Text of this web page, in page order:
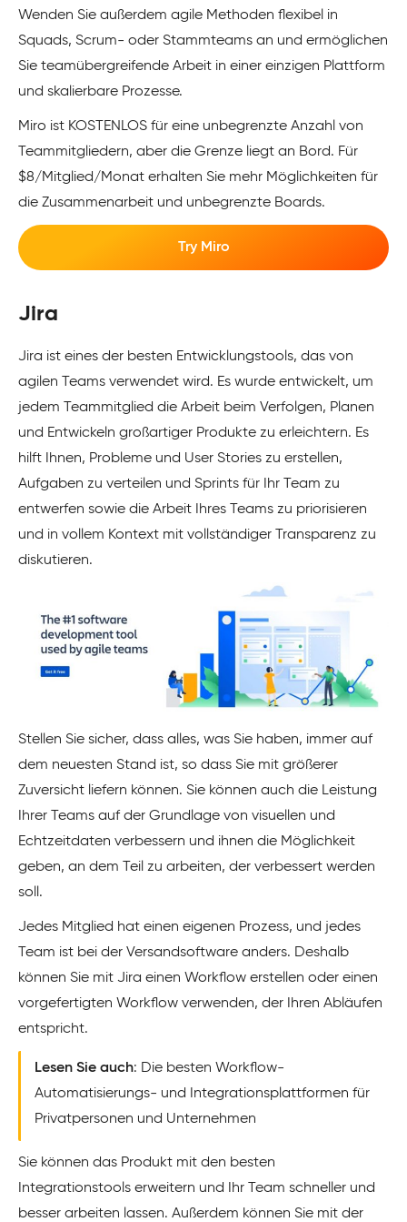
Wenden Sie außerdem agile Methoden flexibel in
Squads, Scrum- oder Stammteams an und ermöglichen
Sie teamübergreifende Arbeit in einer einzigen Plattform
und skalierbare Prozesse.
Miro ist KOSTENLOS für eine unbegrenzte Anzahl von
Teammitgliedern, aber die Grenze liegt an Bord. Für
$8/Mitglied/Monat erhalten Sie mehr Möglichkeiten für
die Zusammenarbeit und unbegrenzte Boards.
Try Miro
Jira
Jira ist eines der besten Entwicklungstools, das von
agilen Teams verwendet wird. Es wurde entwickelt, um
jedem Teammitglied die Arbeit beim Verfolgen, Planen
und Entwickeln großartiger Produkte zu erleichtern. Es
hilft Ihnen, Probleme und User Stories zu erstellen,
Aufgaben zu verteilen und Sprints für Ihr Team zu
entwerfen sowie die Arbeit Ihres Teams zu priorisieren
und in vollem Kontext mit vollständiger Transparenz zu
diskutieren.
Stellen Sie sicher, dass alles, was Sie haben, immer auf
dem neuesten Stand ist, so dass Sie mit größerer
Zuversicht liefern können. Sie können auch die Leistung
Ihrer Teams auf der Grundlage von visuellen und
Echtzeitdaten verbessern und ihnen die Möglichkeit
geben, an dem Teil zu arbeiten, der verbessert werden
soll.
Jedes Mitglied hat einen eigenen Prozess, und jedes
Team ist bei der Versandsoftware anders. Deshalb
können Sie mit Jira einen Workflow erstellen oder einen
vorgefertigten Workflow verwenden, der Ihren Abläufen
entspricht.
Lesen Sie auch: Die besten Workflow-
Automatisierungs- und Integrationsplattformen für
Privatpersonen und Unternehmen
Sie können das Produkt mit den besten
Integrationstools erweitern und Ihr Team schneller und
besser arbeiten lassen. Außerdem können Sie mit der